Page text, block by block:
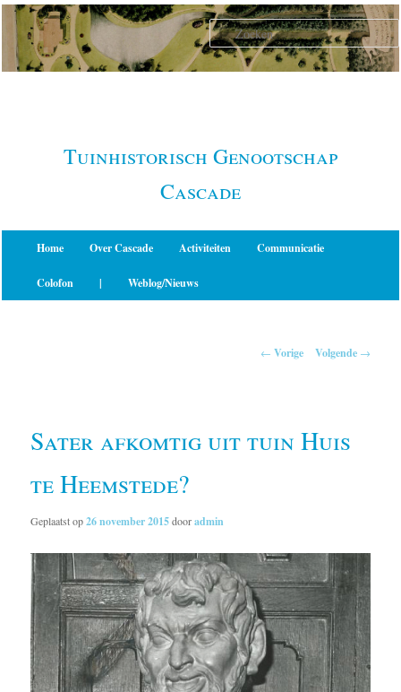
Spring
naar
primaire
Tuinhistorisch Genootschap
Cascade
Home Over Cascade Activiteiten Communicatie
Colofon | Weblog/Nieuws
← Vorige Volgende →
Sater afkomtig uit tuin Huis
te Heemstede?
Geplaatst op26 november 2015dooradmin